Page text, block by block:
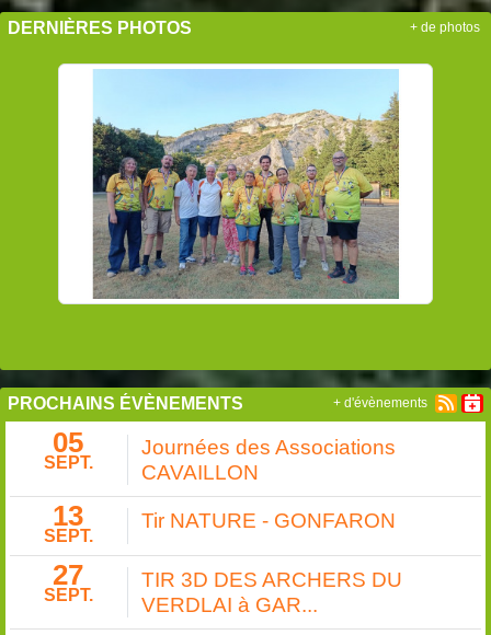
DERNIÈRES PHOTOS + de photos
PROCHAINS ÉVÈNEMENTS
05
SEPT.
Journées des Associations
CAVAILLON
13
SEPT.
Tir NATURE - GONFARON
27
SEPT.
TIR 3D DES ARCHERS DU
VERDLAI à GAR...
+ d'évènements